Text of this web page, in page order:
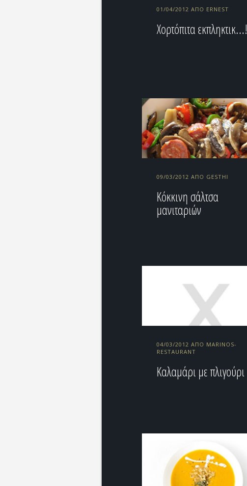
01/04/2012 ΑΠΌ ERNEST
Χορτόπιτα εκπληκτικ...!
09/03/2012 ΑΠΌ GESTHI
Κόκκινη σάλτσα
μανιταριών
04/03/2012 ΑΠΌ MARINOS-
RESTAURANT
Καλαμάρι με πλιγούρι